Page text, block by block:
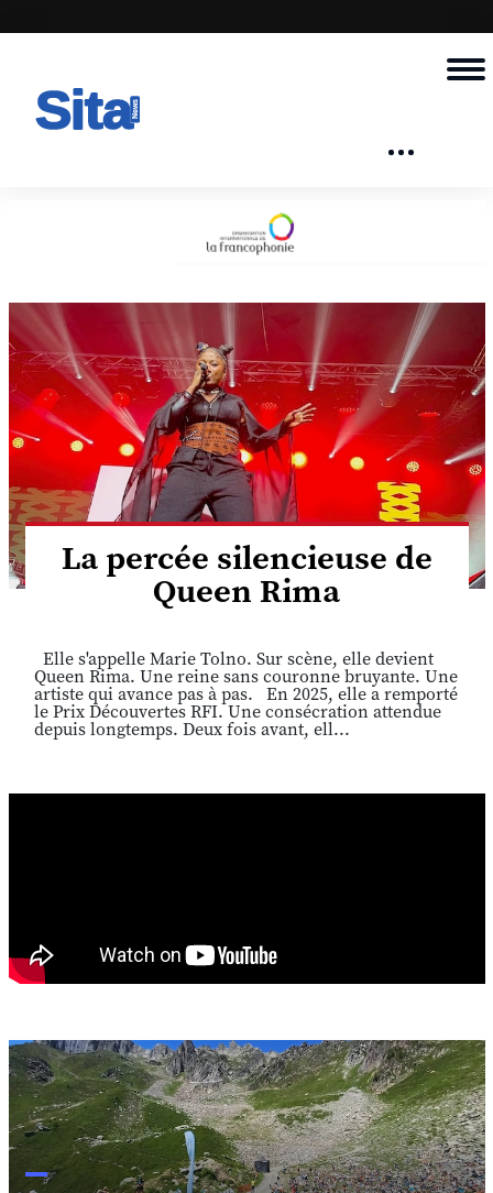
La percée silencieuse de
Queen Rima
Elle s'appelle Marie Tolno. Sur scène, elle devient
Queen Rima. Une reine sans couronne bruyante. Une
artiste qui avance pas à pas. En 2025, elle a remporté
le Prix Découvertes RFI. Une consécration attendue
depuis longtemps. Deux fois avant, ell...